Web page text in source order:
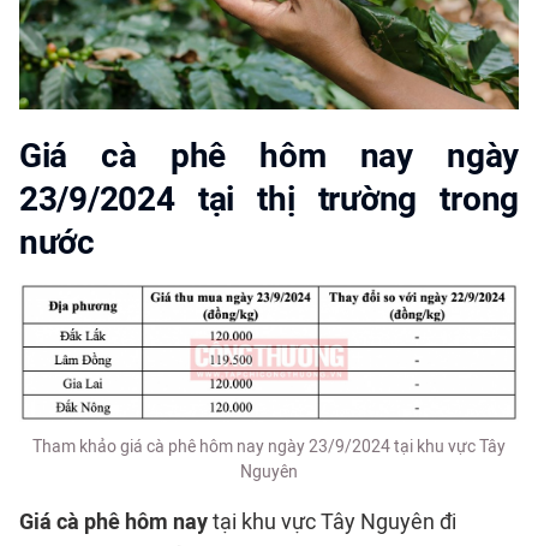
Giá cà phê hôm nay ngày
23/9/2024 tại thị trường trong
nước
Tham khảo giá cà phê hôm nay ngày 23/9/2024 tại khu vực Tây
Nguyên
Giá cà phê hôm naytại khu vực Tây Nguyên đi